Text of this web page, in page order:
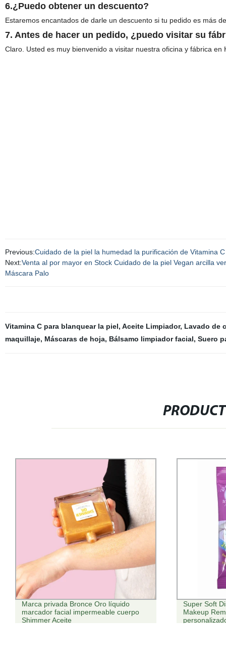
6.¿Puedo obtener un descuento?
Estaremos encantados de darle un descuento si tu pedido es más
7. Antes de hacer un pedido, ¿puedo visitar su
Claro. Usted es muy bienvenido a visitar nuestra oficina y fábrica en
Previous:Cuidado de la piel la humedad la purificación de Vitamina
Next:Venta al por mayor en Stock Cuidado de la piel Vegan arcilla
Máscara Palo
Vitamina C para blanquear la piel, Aceite Limpiador, Lavado de
maquillaje, Máscaras de hoja, Bálsamo limpiador facial, Suero
Super Soft Display Natural Wet Wipes
Makeup Remover logotipo
personalizado Toallitas
Heavy Duty
de limpieza